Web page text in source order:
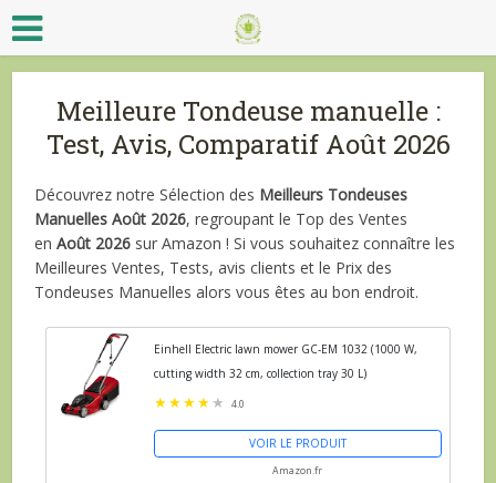
Meilleure Tondeuse manuelle :
Test, Avis, Comparatif Août 2026
Découvrez notre Sélection des Meilleurs Tondeuses
Manuelles Août 2026, regroupant le Top des Ventes
en Août 2026 sur Amazon ! Si vous souhaitez connaître les
Meilleures Ventes, Tests, avis clients et le Prix des
Tondeuses Manuelles alors vous êtes au bon endroit.
Einhell Electric lawn mower GC-EM 1032 (1000 W,
cutting width 32 cm, collection tray 30 L)
4.0
VOIR LE PRODUIT
Amazon.fr